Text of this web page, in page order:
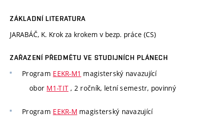
ZÁKLADNÍ LITERATURA
JARABÁČ, K. Krok za krokem v bezp. práce (CS)
ZAŘAZENÍ PŘEDMĚTU VE STUDIJNÍCH PLÁNECH
Program EEKR-M1 magisterský navazující
obor M1-TIT , 2 ročník, letní semestr, povinný
Program EEKR-M magisterský navazující